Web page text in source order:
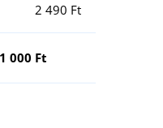
2 490 Ft
000 Ft